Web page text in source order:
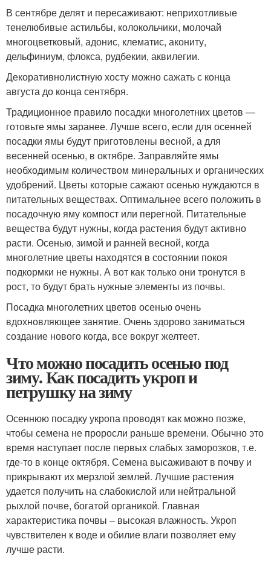
В сентябре делят и пересаживают: неприхотливые
тенелюбивые астильбы, колокольчики, молочай
многоцветковый, адонис, клематис, акониту,
дельфиниум, флокса, рудбекии, аквилегии.
Декоративнолистную хосту можно сажать с конца
августа до конца сентября.
Традиционное правило посадки многолетних цветов —
готовьте ямы заранее. Лучше всего, если для осенней
посадки ямы будут приготовлены весной, а для
весенней осенью, в октябре. Заправляйте ямы
необходимым количеством минеральных и органических
удобрений. Цветы которые сажают осенью нуждаются в
питательных веществах. Оптимальнее всего положить в
посадочную яму компост или перегной. Питательные
вещества будут нужны, когда растения будут активно
расти. Осенью, зимой и ранней весной, когда
многолетние цветы находятся в состоянии покоя
подкормки не нужны. А вот как только они тронутся в
рост, то будут брать нужные элементы из почвы.
Посадка многолетних цветов осенью очень
вдохновляющее занятие. Очень здорово заниматься
создание нового когда, все вокруг желтеет.
Что можно посадить осенью под
зиму. Как посадить укроп и
петрушку на зиму
Осеннюю посадку укропа проводят как можно позже,
чтобы семена не проросли раньше времени. Обычно это
время наступает после первых слабых заморозков, т.е.
где-то в конце октября. Семена высаживают в почву и
прикрывают их мерзлой землей. Лучшие растения
удается получить на слабокислой или нейтральной
рыхлой почве, богатой органикой. Главная
характеристика почвы – высокая влажность. Укроп
чувствителен к воде и обилие влаги позволяет ему
лучше расти.